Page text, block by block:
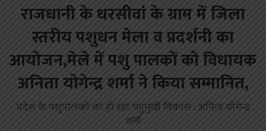
राजधानी के धरसीवां के ग्राम में जिला
स्तरीय पशुधन मेला व प्रदर्शनी का
आयोजन,मेले में पशु पालकों को विधायक
अनिता योगेन्द्र शर्मा ने किया सम्मानित,
प्रदेश के पशुपालकों का हो रहा चहुमुखी विकास : अनिता योगेन्द्र
शर्मा